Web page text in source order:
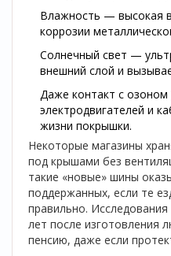
Влажность — высокая
коррозии
Солнечный свет —
внешний слой и
Даже контакт с озоном
электродвигателей и
жизни покрышки.
Некоторые магазины
под крышами без
такие «новые» шины
поддержанных, если те
правильно.
лет после изготовления
пенсию, даже если